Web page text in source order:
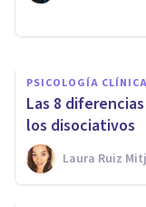
PSICOLOGÍA CLÍNICA
Las 8
los disociativos
Laura Ruiz